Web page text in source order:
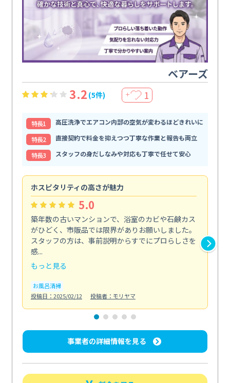
ベアーズ
3.2 (5件) ＋ 1
特⻑1
高圧洗浄でエアコン内部の空気が変わるほどきれいに
特⻑2
直接契約で料金を抑えつつ丁寧な作業と報告も両立
特⻑3
スタッフの身だしなみや対応も丁寧で任せて安心
ホスピタリティの高さが魅力
5.0
築年数の古いマンションで、浴室のカビや石鹸カス
がひどく、市販品では限界がありお願いしました。
スタッフの方は、事前説明からすでにプロらしさを
感...
もっと見る
お風呂清掃
投稿日：2025/02/12
投稿者：モリヤマ
事業者の詳細情報を見る